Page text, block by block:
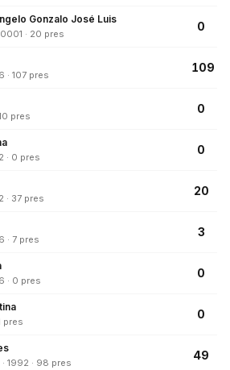
Gonzalo José Luis
0001 · 20 pres
0
· 107 pres
109
pres
0
· 0 pres
0
· 37 pres
20
· 7 pres
3
· 0 pres
0
pres
0
· 1992 · 98 pres
49